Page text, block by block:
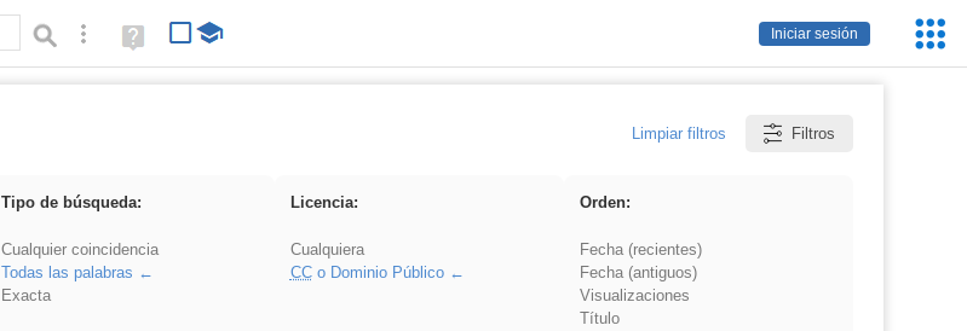
Iniciar sesión
Búsqueda avanzada
Ayuda
(en
Limpiar filtros Filtros
Tipo de búsqueda:
Cualquier coincidencia
Todas las palabras
Exacta
Licencia:
Cualquiera
CCo Dominio Público
Orden:
Fecha (recientes)
Fecha (antiguos)
Visualizaciones
Título